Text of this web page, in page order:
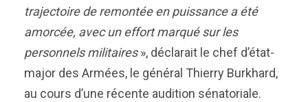
trajectoire de remontée en puissance a été
amorcée, avec un effort marqué sur les
personnels militaires», déclarait le chef d’état-
major des Armées, le général Thierry Burkhard,
au cours d’une récente audition sénatoriale.